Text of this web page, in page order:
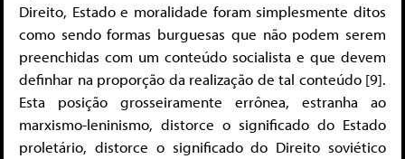
Direito, Estado e moralidade foram simplesmente ditos
como sendo formas burguesas que não podem serem
preenchidas com um conteúdo socialista e que devem
definhar na proporção da realização de tal conteúdo [9].
Esta posição grosseiramente errônea, estranha ao
marxismo-leninismo, distorce o significado do Estado
proletário, distorce o significado do Direito soviético